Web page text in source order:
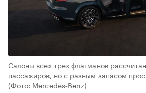
Салоны всех трех флагманов
пассажиров, но с разным запасом
(Фото: Mercedes‑Benz)